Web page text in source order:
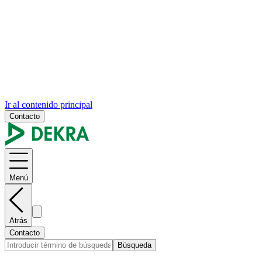
Ir al contenido principal
Contacto
Menú
Atrás
Contacto
Búsqueda